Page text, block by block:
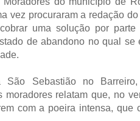
vez procuraram a redação
uma solução por
de abandono no qual se
São Sebastião no
moradores relatam que, no
com a poeira intensa, que